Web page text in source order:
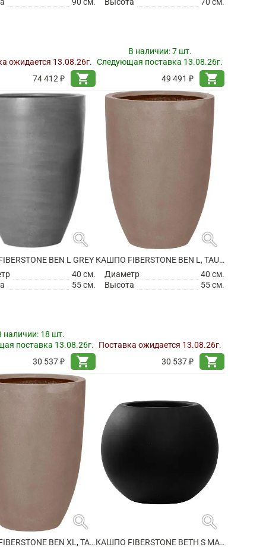
ожидается 13.08.26г.
74 412 ₽
shopping_cart
В наличии:7 шт.
Следующая поставка 13.08.26г.
49 491 ₽
shopping_cart
search
BEN L GREY
40 см.
55 см.
наличии: 18 шт.
поставка 13.08.26г.
30 537 ₽
shopping_cart
search
КАШПО FIBERSTONE BEN L, TAUPE
Диаметр
40 см.
Высота
55 см.
Поставка ожидается 13.08.26г.
30 537 ₽
shopping_cart
search
КАШПО FIBERSTONE BEN XL, TAUPE
search
КАШПО FIBERSTONE BETH S MATT BLACK